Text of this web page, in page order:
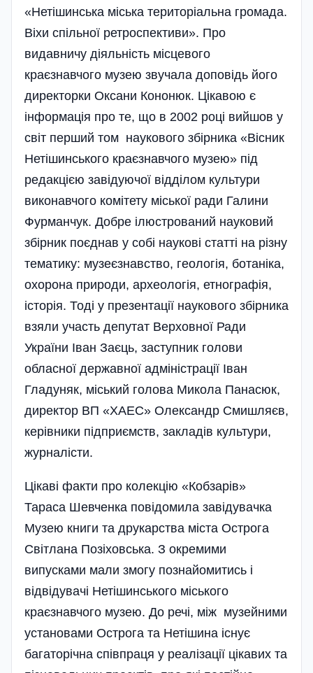
«Нетішинська міська територіальна громада.
Віхи спільної ретроспективи». Про
видавничу діяльність місцевого
краєзнавчого музею звучала доповідь його
директорки Оксани Кононюк. Цікавою є
інформація про те, що в 2002 році вийшов у
світ перший том наукового збірника «Вісник
Нетішинського краєзнавчого музею» під
редакцією завідуючої відділом культури
виконавчого комітету міської ради Галини
Фурманчук. Добре ілюстрований науковий
збірник поєднав у собі наукові статті на різну
тематику: музеєзнавство, геологія, ботаніка,
охорона природи, археологія, етнографія,
історія. Тоді у презентації наукового збірника
взяли участь депутат Верховної Ради
України Іван Заєць, заступник голови
обласної державної адміністрації Іван
Гладуняк, міський голова Микола Панасюк,
директор ВП «ХАЕС» Олександр Смишляєв,
керівники підприємств, закладів культури,
журналісти.
Цікаві факти про колекцію «Кобзарів»
Тараса Шевченка повідомила завідувачка
Музею книги та друкарства міста Острога
Світлана Позіховська. З окремими
випусками мали змогу познайомитись і
відвідувачі Нетішинського міського
краєзнавчого музею. До речі, між музейними
установами Острога та Нетішина існує
багаторічна співпраця у реалізації цікавих та